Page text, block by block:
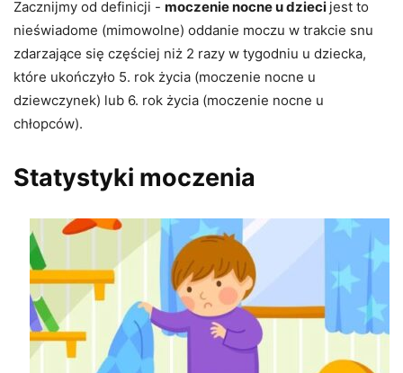
Zacznijmy od definicji - moczenie nocne u dzieci jest to
nieświadome (mimowolne) oddanie moczu w trakcie snu
zdarzające się częściej niż 2 razy w tygodniu u dziecka,
które ukończyło 5. rok życia (moczenie nocne u
dziewczynek) lub 6. rok życia (moczenie nocne u
chłopców).
Statystyki moczenia